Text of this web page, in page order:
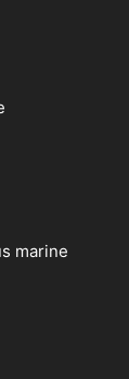
marine